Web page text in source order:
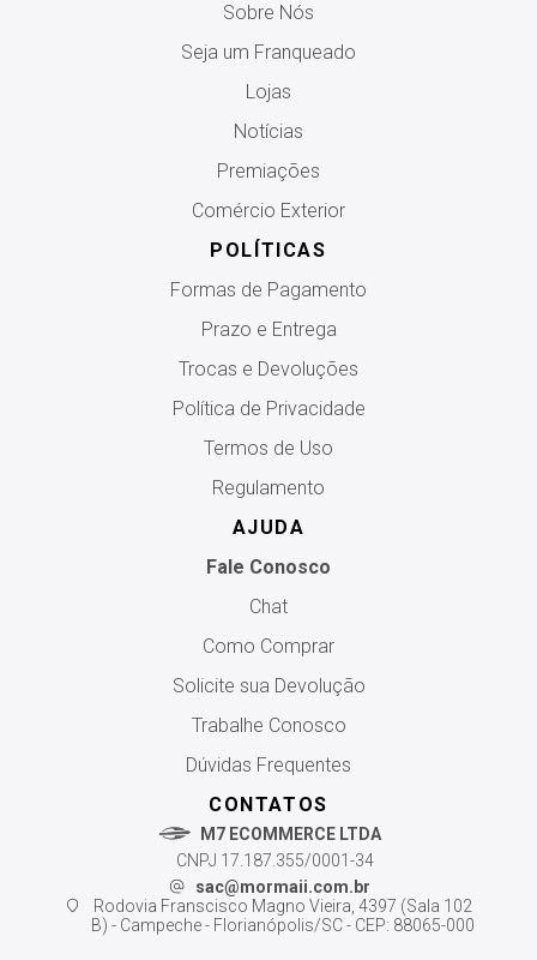
Sobre Nós
Seja um Franqueado
Lojas
Notícias
Premiações
Comércio Exterior
POLÍTICAS
Formas de Pagamento
Prazo e Entrega
Trocas e Devoluções
Política de Privacidade
Termos de Uso
Regulamento
AJUDA
Fale Conosco
Chat
Como Comprar
Solicite sua Devolução
Trabalhe Conosco
Dúvidas Frequentes
CONTATOS
M7 ECOMMERCE LTDA
CNPJ 17.187.355/0001-34
sac@mormaii.com.br
Rodovia Franscisco Magno Vieira, 4397 (Sala 102
B) - Campeche - Florianópolis/SC - CEP: 88065-000